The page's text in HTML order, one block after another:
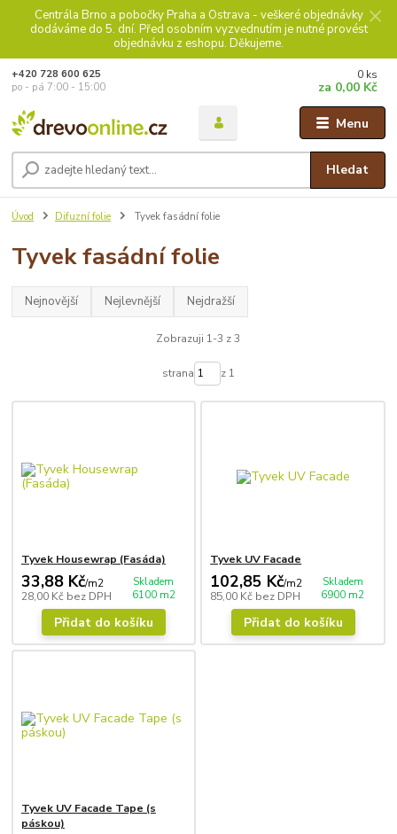
Centrála Brno a pobočky Praha a Ostrava - veškeré objednávky
dodáváme do 5. dní. Před osobním vyzvednutím je nutné provést
objednávku z eshopu. Děkujeme.
Menu
Hledat
+420 728 600 625
po - pá 7:00 - 15:00
0 ks
za 0,00 Kč
Úvod Difuzní folie Tyvek fasádní folie
Tyvek fasádní folie
Nejnovější Nejlevnější Nejdražší
Zobrazuji 1-3 z 3
strana z 1
Tyvek Housewrap (Fasáda)
33,88 Kč/m2
28,00 Kč bez DPH
Skladem
6100 m2
Přidat do košíku
Tyvek UV Facade
102,85 Kč/m2
85,00 Kč bez DPH
Skladem
6900 m2
Přidat do košíku
Tyvek UV Facade Tape (s
páskou)